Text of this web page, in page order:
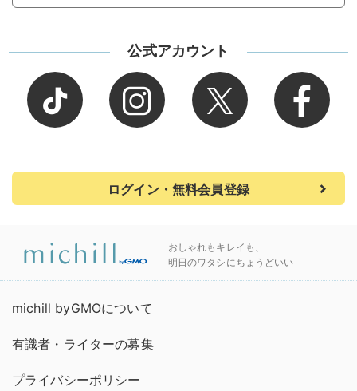
公式アカウント
ログイン・無料会員登録
おしゃれもキレイも、
明日のワタシにちょうどいい
michill byGMOについて
有識者・ライターの募集
プライバシーポリシー